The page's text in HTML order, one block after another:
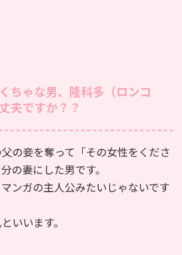
ちゃな男、隆科多（ロンコ
夫ですか？？
の妾を奪って「その女性をくださ
の妻にした男です。
ンガの主人公みたいじゃないです
いいます。